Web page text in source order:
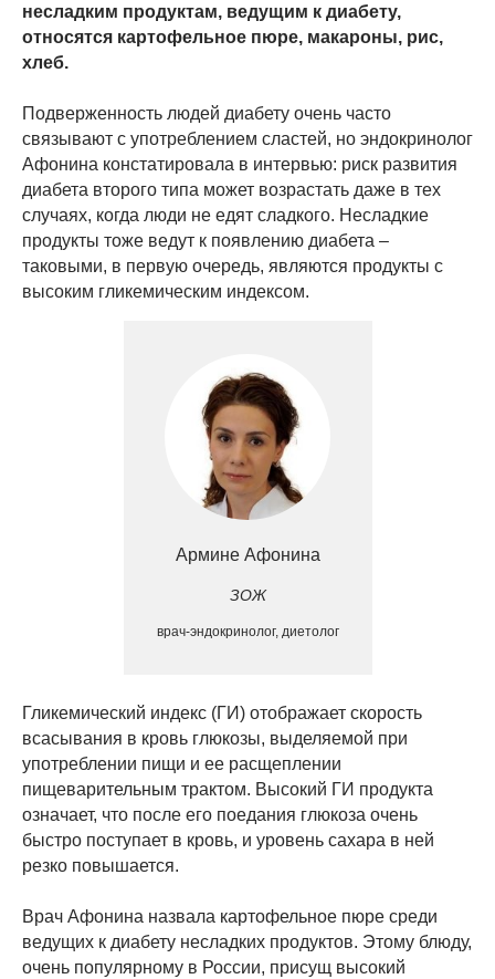
несладким продуктам, ведущим к диабету,
относятся картофельное пюре, макароны, рис,
хлеб.
Подверженность людей диабету очень часто
связывают с употреблением сластей, но эндокринолог
Афонина констатировала в интервью: риск развития
диабета второго типа может возрастать даже в тех
случаях, когда люди не едят сладкого. Несладкие
продукты тоже ведут к появлению диабета –
таковыми, в первую очередь, являются продукты с
высоким гликемическим индексом.
Армине Афонина
ЗОЖ
врач-эндокринолог, диетолог
Гликемический индекс (ГИ) отображает скорость
всасывания в кровь глюкозы, выделяемой при
употреблении пищи и ее расщеплении
пищеварительным трактом. Высокий ГИ продукта
означает, что после его поедания глюкоза очень
быстро поступает в кровь, и уровень сахара в ней
резко повышается.
Врач Афонина назвала картофельное пюре среди
ведущих к диабету несладких продуктов. Этому блюду,
очень популярному в России, присущ высокий